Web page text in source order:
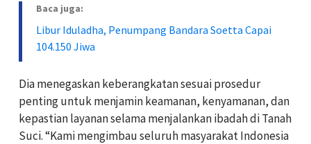
Baca juga:
Libur Iduladha, Penumpang Bandara Soetta Capai
104.150 Jiwa
Dia menegaskan keberangkatan sesuai prosedur
penting untuk menjamin keamanan, kenyamanan, dan
kepastian layanan selama menjalankan ibadah di Tanah
Suci. “Kami mengimbau seluruh masyarakat Indonesia